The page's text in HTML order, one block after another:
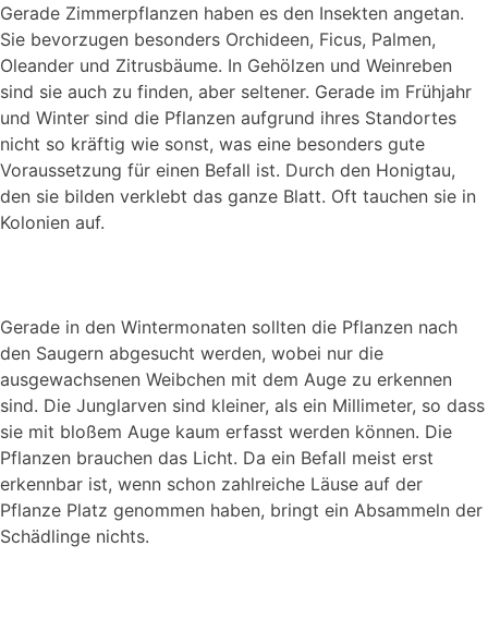
Gerade Zimmerpflanzen haben es den Insekten angetan.
Sie bevorzugen besonders Orchideen, Ficus, Palmen,
Oleander und Zitrusbäume. In Gehölzen und Weinreben
sind sie auch zu finden, aber seltener. Gerade im Frühjahr
und Winter sind die Pflanzen aufgrund ihres Standortes
nicht so kräftig wie sonst, was eine besonders gute
Voraussetzung für einen Befall ist. Durch den Honigtau,
den sie bilden verklebt das ganze Blatt. Oft tauchen sie in
Kolonien auf.
Gerade in den Wintermonaten sollten die Pflanzen nach
den Saugern abgesucht werden, wobei nur die
ausgewachsenen Weibchen mit dem Auge zu erkennen
sind. Die Junglarven sind kleiner, als ein Millimeter, so dass
sie mit bloßem Auge kaum erfasst werden können. Die
Pflanzen brauchen das Licht. Da ein Befall meist erst
erkennbar ist, wenn schon zahlreiche Läuse auf der
Pflanze Platz genommen haben, bringt ein Absammeln der
Schädlinge nichts.